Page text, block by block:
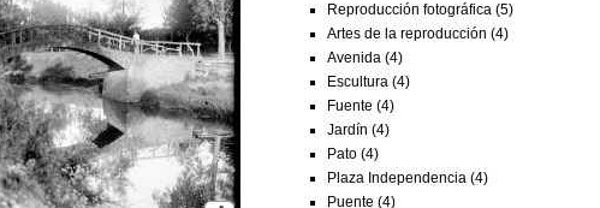
Reproducción fotográfica (5)
Artes de la reproducción (4)
Avenida (4)
Escultura (4)
Fuente (4)
Jardín (4)
Pato (4)
Plaza Independencia (4)
Puente (4)